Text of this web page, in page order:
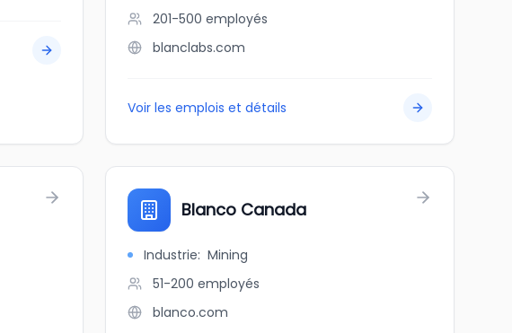
201-500 employés
blanclabs.com
Voir les emplois et détails
Blanco Canada
Industrie: Mining
51-200 employés
blanco.com